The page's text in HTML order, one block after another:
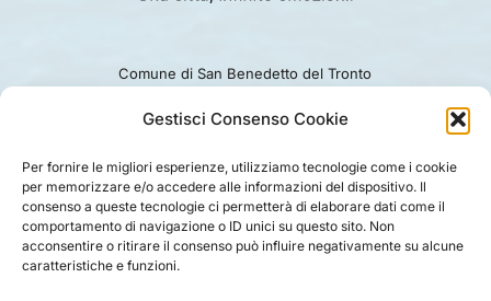
Gestisci Consenso Cookie
Per fornire le migliori esperienze, utilizziamo tecnologie come i cookie
per memorizzare e/o accedere alle informazioni del dispositivo. Il
consenso a queste tecnologie ci permetterà di elaborare dati come il
comportamento di navigazione o ID unici su questo sito. Non
acconsentire o ritirare il consenso può influire negativamente su alcune
caratteristiche e funzioni.
Comune di San Benedetto del Tronto
Ufficio turismo: 0735.794229
PRIVACY |COOKIE | LEGAL |DISCLAIMER